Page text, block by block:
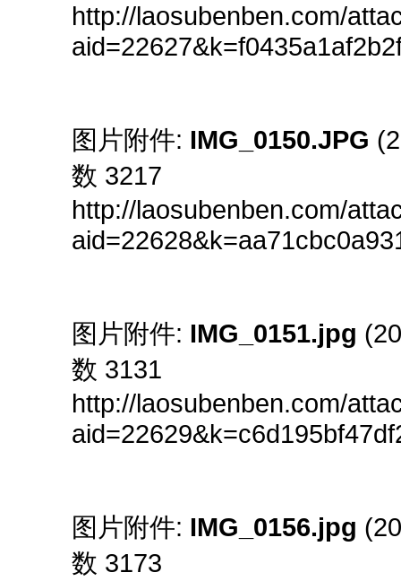
http://laosubenben.com/
图片附件: IMG_0150.JPG
数 3217
http://laosubenben.com/
图片附件: IMG_0151.jpg
数 3131
http://laosubenben.com/
图片附件: IMG_0156.jpg
数 3173